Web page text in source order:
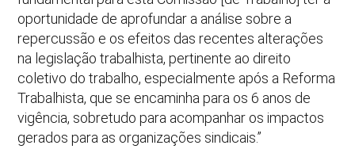
oportunidade de aprofundar a análise sobre a
repercussão e os efeitos das recentes alterações
na legislação trabalhista, pertinente ao direito
coletivo do trabalho, especialmente após a Reforma
Trabalhista, que se encaminha para os 6 anos de
vigência, sobretudo para acompanhar os impactos
gerados para as organizações sindicais.”